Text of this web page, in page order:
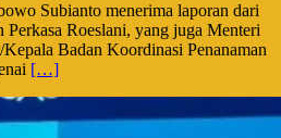
Subianto menerima laporan dari
Perkasa Roeslani, yang juga Menteri
Badan Koordinasi Penanaman
[…]